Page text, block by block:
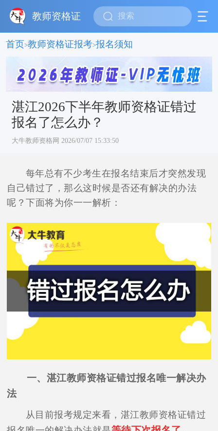
教师资格证
首页>教师资格证报考>报名须知
湛江2026下半年教师资格证错过
报名了怎么办？
大牛教师资格网 2026/07/07 15:33:50
每年总有不少考生在报名结束后才突然发现
自己错过了，那么这时候是否还有解决的办法
呢？下面将为你一一解析：
一、湛江教师资格证错过报名唯一解决办
法
从目前报考规定来看，湛江教师资格证错过